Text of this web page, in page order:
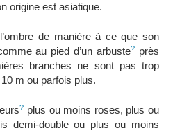
origine est asiatique.
de manière à ce que son
au pied d’un arbuste? près
branches ne sont pas trop
m ou parfois plus.
? plus ou moins roses, plus ou
demi-double ou plus ou moins